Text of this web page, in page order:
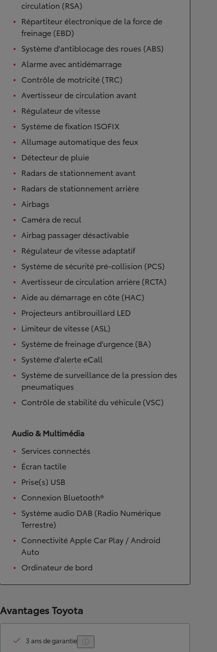
circulation (RSA)
Répartiteur électronique de la force de
freinage (EBD)
Système d'antiblocage des roues (ABS)
Alarme avec antidémarrage
Contrôle de motricité (TRC)
Avertisseur de circulation avant
Régulateur de vitesse
Système de fixation ISOFIX
Allumage automatique des feux
Détecteur de pluie
Radars de stationnement avant
Radars de stationnement arrière
Airbags
Caméra de recul
Airbag passager désactivable
Régulateur de vitesse adaptatif
Système de sécurité pré-collision (PCS)
Avertisseur de circulation arrière (RCTA)
Aide au démarrage en côte (HAC)
Projecteurs antibrouillard LED
Limiteur de vitesse (ASL)
Système de freinage d'urgence (BA)
Système d'alerte eCall
Système de surveillance de la pression des
pneumatiques
Contrôle de stabilité du véhicule (VSC)
Audio & Multimédia
Services connectés
Écran tactile
Prise(s) USB
Connexion Bluetooth®
Système audio DAB (Radio Numérique
Terrestre)
Connectivité Apple Car Play / Android
Auto
Ordinateur de bord
Avantages Toyota
3 ans de garantie